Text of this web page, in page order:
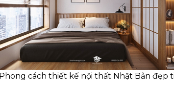
Phong cách thiết kế nội thất Nhật Bản đẹp